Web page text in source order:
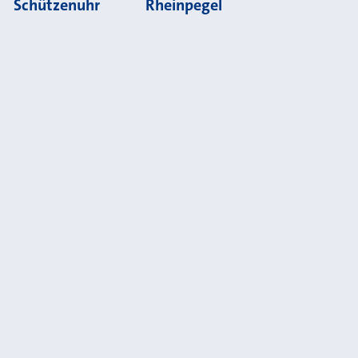
Schützenuhr Rheinpegel